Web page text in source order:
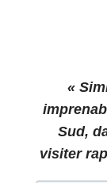
«
Sud,
visiter